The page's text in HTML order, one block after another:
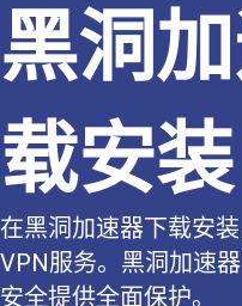
黑洞
载安装
在黑洞加速器下载安
VPN服务。黑洞加速
安全提供全面保护。